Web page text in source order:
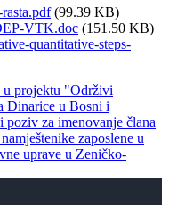
(99.39 KB)
VTK.doc (151.50 KB)
quantitative-steps-
u projektu "Održivi
Dinarice u Bosni i
poziv za imenovanje člana
zaposlene u
uprave u Zeničko-